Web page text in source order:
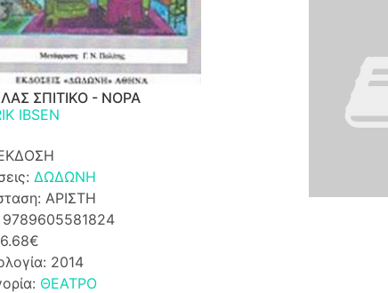
ΣΠΙΤΙΚΟ - ΝΟΡΑ
IBSEN
ΔΩΔΩΝΗ
ΑΡΙΣΤΗ
9789605581824
2014
ΘΕΑΤΡΟ